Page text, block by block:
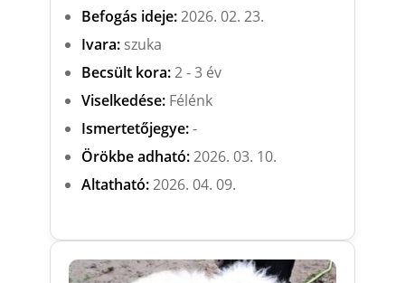
Befogás ideje:2026. 02. 23.
Ivara:szuka
Becsült kora:2 - 3 év
Viselkedése:Félénk
Ismertetőjegye:-
Örökbe adható:2026. 03. 10.
Altatható:2026. 04. 09.